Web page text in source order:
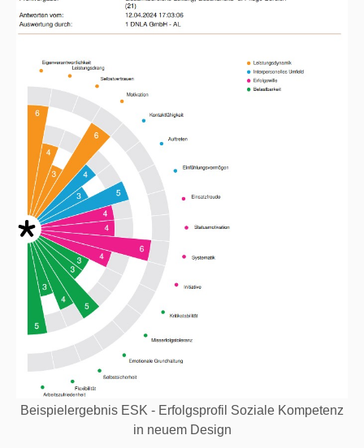
Beispielergebnis ESK - Erfolgsprofil Soziale Kompetenz
in neuem Design